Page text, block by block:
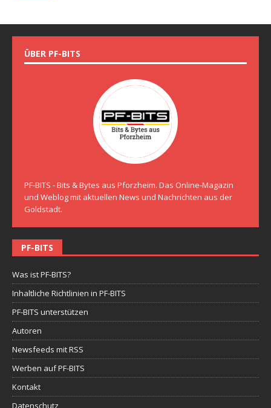
ÜBER PF-BITS
PF-BITS - Bits & Bytes aus Pforzheim. Das Online-Magazin
und Weblog mit aktuellen News und Nachrichten aus der
Goldstadt.
PF-BITS
Was ist PF-BITS?
Inhaltliche Richtlinien in PF-BITS
PF-BITS unterstützen
Autoren
Newsfeeds mit RSS
Werben auf PF-BITS
Kontakt
Datenschutz